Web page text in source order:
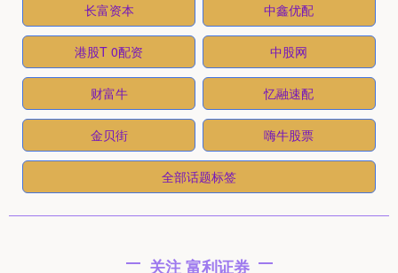
长富资本 中鑫优配
港股T 0配资 中股网
财富牛 忆融速配
金贝街 嗨牛股票
全部话题标签
关注 富利证券